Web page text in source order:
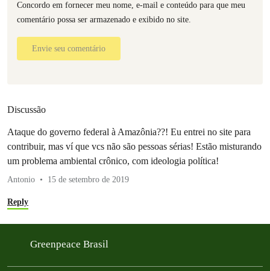
Concordo em fornecer meu nome, e-mail e conteúdo para que meu
comentário possa ser armazenado e exibido no site.
Envie seu comentário
Discussão
Ataque do governo federal à Amazônia??! Eu entrei no site para
contribuir, mas ví que vcs não são pessoas sérias! Estão misturando
um problema ambiental crônico, com ideologia política!
Antonio 15 de setembro de 2019
Reply
Greenpeace Brasil